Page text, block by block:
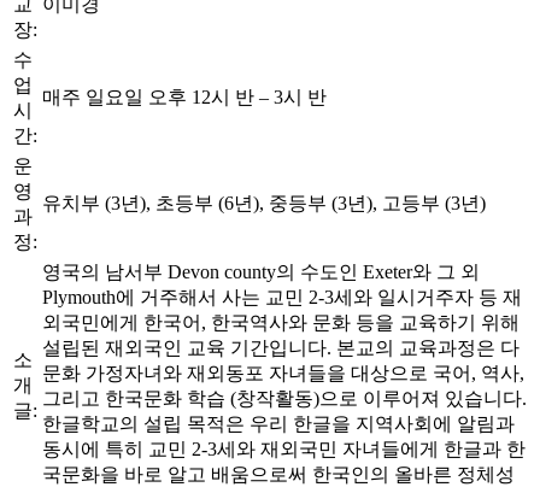
장:
수
업
시
간:
매주 일요일 오후 12시 반 – 3시 반
운
영
과
정:
유치부 (3년), 초등부 (6년), 중등부 (3년), 고등부 (3년)
소
개
글:
영국의 남서부 Devon county의 수도인 Exeter와 그 외
Plymouth에 거주해서 사는 교민 2-3세와 일시거주자 등 재
외국민에게 한국어, 한국역사와 문화 등을 교육하기 위해
설립된 재외국인 교육 기간입니다. 본교의 교육과정은 다
문화 가정자녀와 재외동포 자녀들을 대상으로 국어, 역사,
그리고 한국문화 학습 (창작활동)으로 이루어져 있습니다.
한글학교의 설립 목적은 우리 한글을 지역사회에 알림과
동시에 특히 교민 2-3세와 재외국민 자녀들에게 한글과 한
국문화을 바로 알고 배움으로써 한국인의 올바른 정체성